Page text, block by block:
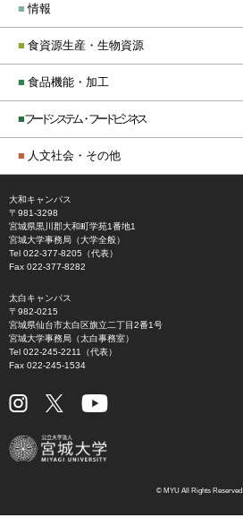
■ 情報
■ 食資源生産・生物資源
■ 食品機能・加工
■フードシステム・フードビジネス
■ 人文社会・その他
大和キャンパス
〒981-3298
宮城県黒川郡大和町学苑1番地1
宮城大学事務局（大学全般）
Tel 022-377-8205（代表）
Fax 022-377-8282
太白キャンパス
〒982-0215
宮城県仙台市太白区旗立二丁目2番1号
宮城大学事務局（太白事務室）
Tel 022-245-2211（代表）
Fax 022-245-1534
© MYU All Rights Reserved.